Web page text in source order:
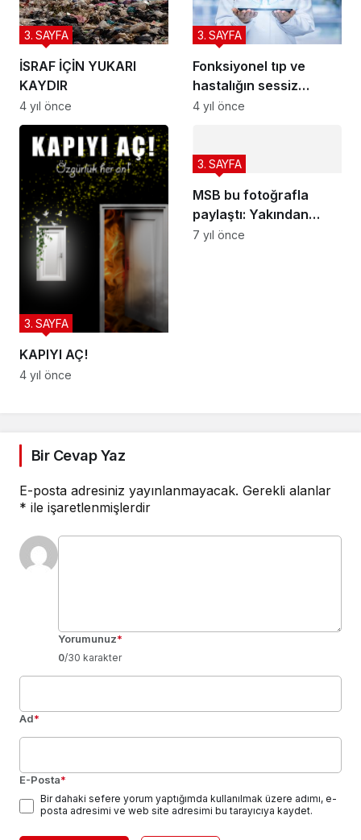
İSRAF İÇİN YUKARI
KAYDIR
3. SAYFA
4 yıl önce
Fonksiyonel tıp ve
hastalığın sessiz
adımları
3. SAYFA
4 yıl önce
KAPIYI AÇ!
3. SAYFA
4 yıl önce
MSB bu fotoğrafla
paylaştı: Yakından
takip ediyoruz
3. SAYFA
7 yıl önce
Bir Cevap Yaz
E-posta adresiniz yayınlanmayacak. Gerekli alanlar
* ile işaretlenmişlerdir
Yorumunuz*
0/30 karakter
Ad*
E-Posta*
Bir dahaki sefere yorum yaptığımda kullanılmak üzere adımı, e-
posta adresimi ve web site adresimi bu tarayıcıya kaydet.